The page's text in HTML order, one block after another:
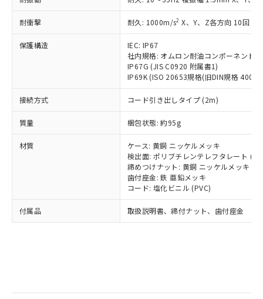
耐衝撃 耐久: 1000m/s2 X、Y、Z各方向 10回
保護構造
IEC: IP67
社内規格: オムロン耐油コンポーネント
IP67G (JIS C0920 附属書1)
IP69K (ISO 20653規格(旧DIN規格
接続方式 コード引き出しタイプ (2m)
質量 梱包状態: 約95g
材質
ケース: 黄銅 ニッケルメッキ
検出面: ポリブチレンテレフタレート
締めつけナット: 黄銅 ニッケルメッキ
歯付座金: 鉄 亜鉛メッキ
コード: 塩化ビニル (PVC)
付属品 取扱説明書、締付ナット、歯付座金
記載している更新日時点での社内デー
タに基づき作成されるものであり、閲
覧された時点での実際の在庫および標
準価格とは異なる場合があることをご
了承ください。
正式な納期状況および標準価格はお客
様のお取引先、またはお客様担当のオ
ムロン制御機器販売店・当社販売員に
ご相談ください。
オムロン制御機器販売店や当社販売拠
販売ネットワーク
」をご確認
在庫状況および標準価格結果を当社の
事前の承諾なく第三者に漏洩または開
示しないようお願いします。
マイパーツ機能（部品リスト作成サー
ビス）をご利用いただくには、I-Web
メンバーズにご登録されている必要が
*EU RoHS指令（10物質）：
鉛(Pb) 1000ppm以下、 水銀(Hg) 1000ppm以下、 カド
類(PBB) 1000ppm以下、ポリ臭化ジフェニルエーテル類
(PBDE) 1000ppm以下、フタル酸ビス(2-エチルヘキシ
ル) (DEHP)(別名：DOP) 1000ppm以下、フタル酸ブチ
ルベンジル（BBP） 1000ppm以下、フタル酸ジブチル
（DBP） 1000ppm以下、フタル酸ジイソブチル
但し、RoHS指令で産業用監視および制御機器に対する
フタル酸エステル類の４物質については閾値を超える意
図的な使用がないことを確認しています。
部品在庫の切り替え状況などにより、予定
月が前後することがあります。
*中国RoHS10物質の基準値 (GB/T26572)：
Cr(Ⅵ)(六価クロム) : 1000ppm、 PBBs(ポリ臭化ビフェ
ニル類) : 1000ppm、 PBDEs(ポリ臭化ジフェニルエーテ
DBP(フタル酸ジブチル) : 1000ppm、 DIBP(フタル酸ジ
イソブチル) : 1000ppm、 BBP(フタル酸ブチルベンジ
DEHP(フタル酸ビス(2-エチルヘキシル)) : 1000ppm
※2 環境保護使用期限
「ｅ」：有害物質（10物質）のすべてが基
準値以下であることを示します。
「10」：通常の使用状況下において有害物
質が外部に漏えいし、環境に深刻な影響を
及ぼさない年数を意味します。
「－」：未確認です。当社販売部門へお問
または国外への提供する場合は、日本
国政府の輸出許可(または役務取引許
当社は規制貨物を破棄する場合は、完
全に破砕するなど、違法に輸出されな
いよう必要な手段を講じます。
当社は貴社製品を、核兵器、ミサイ
ル、化学兵器、生物兵器またはその他
武器並びにこれらの製造装置等に一切
使用いたしません。
当社は、貴社製品を第三者に販売する
場合は、上記1、2および3の内容を当
該第三者に通知します。また当社は、
販売先および販売に係わる関係者が違
法に輸出するおそれがある場合は、取
り引きをいたしません。
一定数以上の在庫あり
一定数には満たないが在庫あり
在庫なし(最新の在庫状況につ
いては、お客様のお取引先、ま
たはお客様担当のオムロン制御
機器販売店・当社販売員にご確
認ください)
受注生産機種、また在庫状況の
情報を公開していない機種